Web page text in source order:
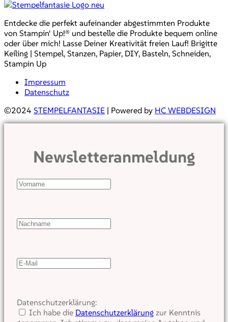
Entdecke die perfekt aufeinander abgestimmten Produkte
von Stampin‘ Up!® und bestelle die Produkte bequem online
oder über mich! Lasse Deiner Kreativität freien Lauf! Brigitte
Keiling | Stempel, Stanzen, Papier, DIY, Basteln, Schneiden,
Stampin Up
Impressum
Datenschutz
©2024 STEMPELFANTASIE | Powered by HC WEBDESIGN
Newsletteranmeldung
Datenschutzerklärung:
Ich habe die Datenschutzerklärung zur Kenntnis